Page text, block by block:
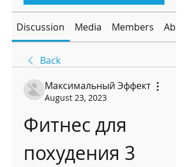
Discussion Media Members About
Back
Максимальный Эффект
August 23, 2023
Фитнес для
похудения 3